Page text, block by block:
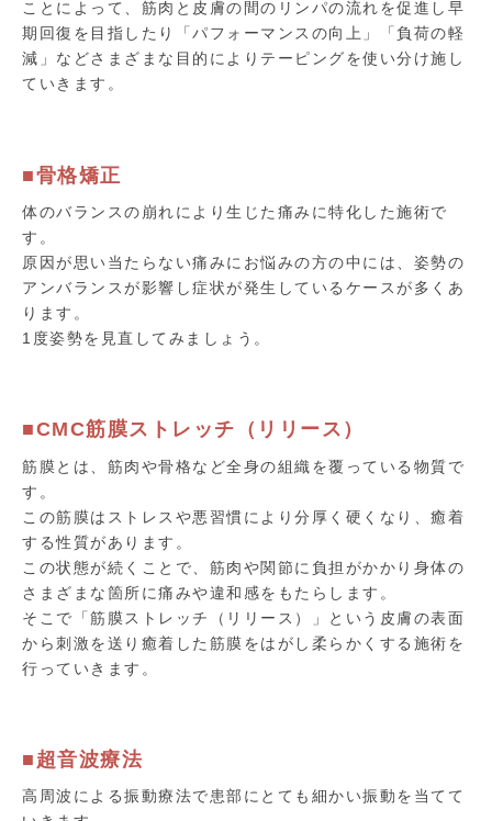
ことによって、筋肉と皮膚の間のリンパの流れを促進し早
期回復を目指したり「パフォーマンスの向上」「負荷の軽
減」などさまざまな目的によりテーピングを使い分け施し
ていきます。
■骨格矯正
体のバランスの崩れにより生じた痛みに特化した施術で
す。
原因が思い当たらない痛みにお悩みの方の中には、姿勢の
アンバランスが影響し症状が発生しているケースが多くあ
ります。
1度姿勢を見直してみましょう。
■CMC筋膜ストレッチ（リリース）
筋膜とは、筋肉や骨格など全身の組織を覆っている物質で
す。
この筋膜はストレスや悪習慣により分厚く硬くなり、癒着
する性質があります。
この状態が続くことで、筋肉や関節に負担がかかり身体の
さまざまな箇所に痛みや違和感をもたらします。
そこで「筋膜ストレッチ（リリース）」という皮膚の表面
から刺激を送り癒着した筋膜をはがし柔らかくする施術を
行っていきます。
■超音波療法
高周波による振動療法で患部にとても細かい振動を当てて